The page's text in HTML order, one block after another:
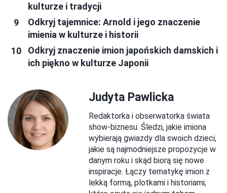
kulturze i tradycji
Odkryj tajemnice: Arnold i jego znaczenie
imienia w kulturze i historii
Odkryj znaczenie imion japońskich damskich i
ich piękno w kulturze Japonii
Judyta Pawlicka
Redaktorka i obserwatorka świata
show-biznesu. Śledzi, jakie imiona
wybierają gwiazdy dla swoich dzieci,
jakie są najmodniejsze propozycje w
danym roku i skąd biorą się nowe
inspiracje. Łączy tematykę imion z
lekką formą, plotkami i historiami,